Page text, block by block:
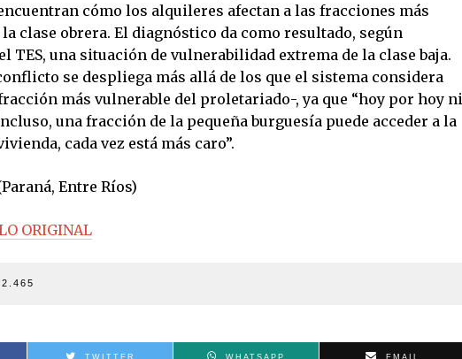
cómo los alquileres afectan a las fracciones más
clase obrera. El diagnóstico da como resultado, según
TES, una situación de vulnerabilidad extrema de la clase baja.
se despliega más allá de los que el sistema considera
más vulnerable del proletariado-, ya que “hoy por hoy ni
una fracción de la pequeña burguesía puede acceder a la
cada vez está más caro”.
Entre Ríos)
ORIGINAL
2.465
TWITTER WHATSAPP EMAIL